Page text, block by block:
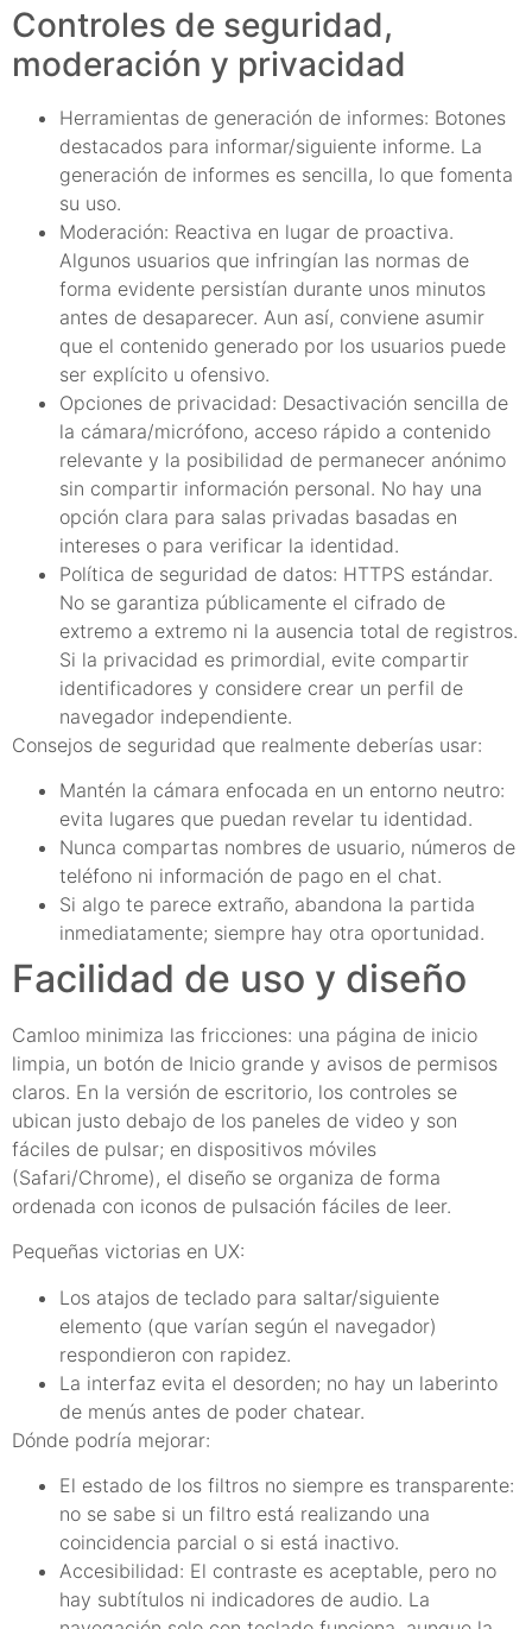
Controles de seguridad,
moderación y privacidad
Herramientas de generación de informes: Botones
destacados para informar/siguiente informe. La
generación de informes es sencilla, lo que fomenta
su uso.
Moderación: Reactiva en lugar de proactiva.
Algunos usuarios que infringían las normas de
forma evidente persistían durante unos minutos
antes de desaparecer. Aun así, conviene asumir
que el contenido generado por los usuarios puede
ser explícito u ofensivo.
Opciones de privacidad: Desactivación sencilla de
la cámara/micrófono, acceso rápido a contenido
relevante y la posibilidad de permanecer anónimo
sin compartir información personal. No hay una
opción clara para salas privadas basadas en
intereses o para verificar la identidad.
Política de seguridad de datos: HTTPS estándar.
No se garantiza públicamente el cifrado de
extremo a extremo ni la ausencia total de registros.
Si la privacidad es primordial, evite compartir
identificadores y considere crear un perfil de
navegador independiente.
Consejos de seguridad que realmente deberías usar:
Mantén la cámara enfocada en un entorno neutro:
evita lugares que puedan revelar tu identidad.
Nunca compartas nombres de usuario, números de
teléfono ni información de pago en el chat.
Si algo te parece extraño, abandona la partida
inmediatamente; siempre hay otra oportunidad.
Facilidad de uso y diseño
Camloo minimiza las fricciones: una página de inicio
limpia, un botón de Inicio grande y avisos de permisos
claros. En la versión de escritorio, los controles se
ubican justo debajo de los paneles de video y son
fáciles de pulsar; en dispositivos móviles
(Safari/Chrome), el diseño se organiza de forma
ordenada con iconos de pulsación fáciles de leer.
Pequeñas victorias en UX:
Los atajos de teclado para saltar/siguiente
elemento (que varían según el navegador)
respondieron con rapidez.
La interfaz evita el desorden; no hay un laberinto
de menús antes de poder chatear.
Dónde podría mejorar:
El estado de los filtros no siempre es transparente:
no se sabe si un filtro está realizando una
coincidencia parcial o si está inactivo.
Accesibilidad: El contraste es aceptable, pero no
hay subtítulos ni indicadores de audio. La